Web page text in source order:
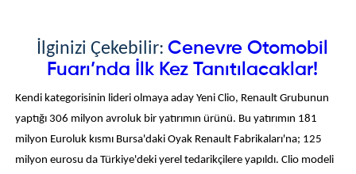
İlginizi Çekebilir: Cenevre Otomobil
Fuarı’nda İlk Kez Tanıtılacaklar!
Kendi kategorisinin lideri olmaya aday Yeni Clio, Renault Grubunun
yaptığı 306 milyon avroluk bir yatırımın ürünü. Bu yatırımın 181
milyon Euroluk kısmı Bursa'daki Oyak Renault Fabrikaları'na; 125
milyon eurosu da Türkiye'deki yerel tedarikçilere yapıldı. Clio modeli